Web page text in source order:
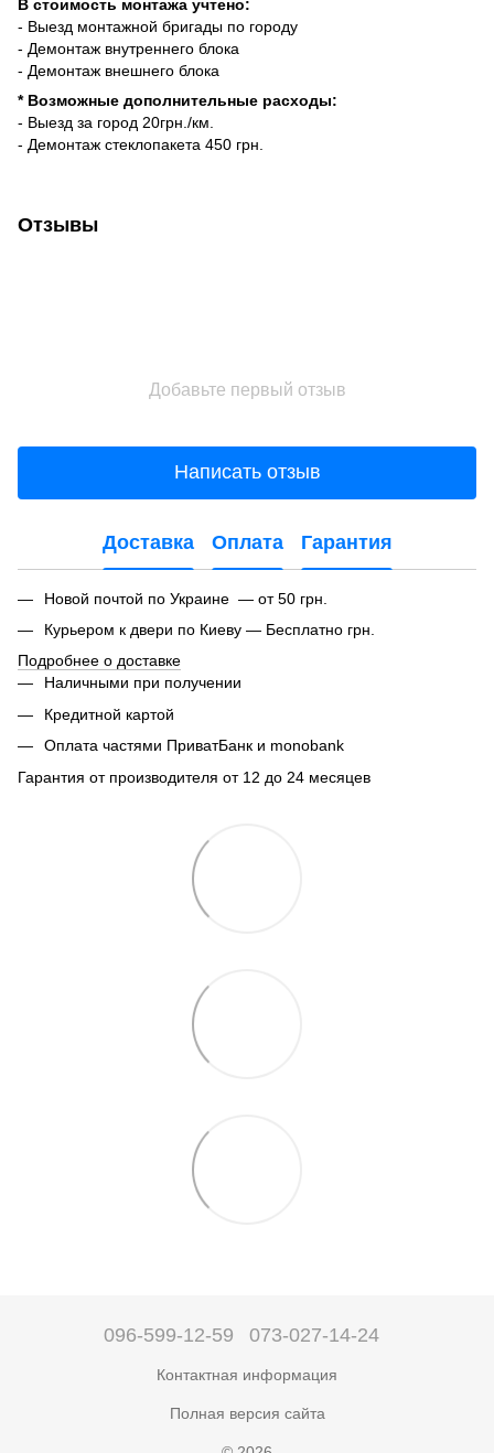
В стоимость монтажа учтено:
- Выезд монтажной бригады по городу
- Демонтаж внутреннего блока
- Демонтаж внешнего блока
* Возможные дополнительные расходы:
- Выезд за город 20грн./км.
- Демонтаж стеклопакета 450 грн.
Отзывы
Добавьте первый отзыв
Написать отзыв
Доставка Оплата Гарантия
Новой почтой по Украине — от 50 грн.
Курьером к двери по Киеву — Бесплатно грн.
Подробнее о доставке
Наличными при получении
Кредитной картой
Оплата частями ПриватБанк и monobank
Гарантия от производителя от 12 до 24 месяцев
096-599-12-59 073-027-14-24
Контактная информация
Полная версия сайта